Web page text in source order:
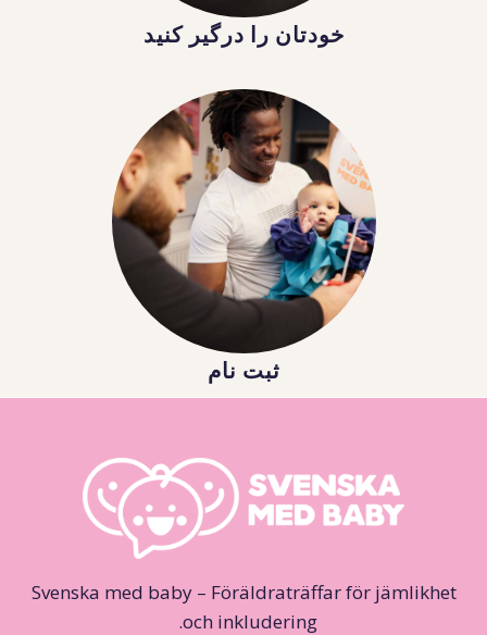
خودتان را درگیر کنید
ثبت نام
Svenska med baby – Föräldraträffar för jämlikhet
och inkludering.